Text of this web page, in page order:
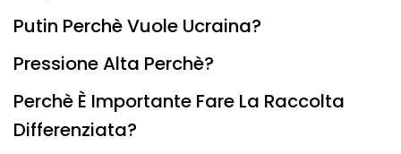
Putin Perchè Vuole Ucraina?
Pressione Alta Perchè?
Perchè È Importante Fare La Raccolta
Differenziata?